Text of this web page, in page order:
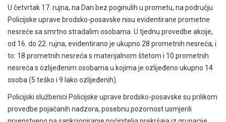
U četvrtak 17. rujna, na Dan bez poginulih u prometu, na području
Policijske uprave brodsko-posavske nisu evidentirane prometne
nesreće sa smrtno stradalim osobama. U tjednu provedbe akcije,
od 16. do 22. rujna, evidentirano je ukupno 28 prometnih nesreća, i
to: 18 prometnih nesreća s materijalnom štetom i 10 prometnih
nesreća s ozlijeđenim osobama u kojima je ozlijeđeno ukupno 14
osoba (5 teško i 9 lako ozlijeđenih).
Policijski službenici Policijske uprave brodsko-posavske su prilikom
provedbe pojačanih nadzora, posebnu pozornost usmjerili